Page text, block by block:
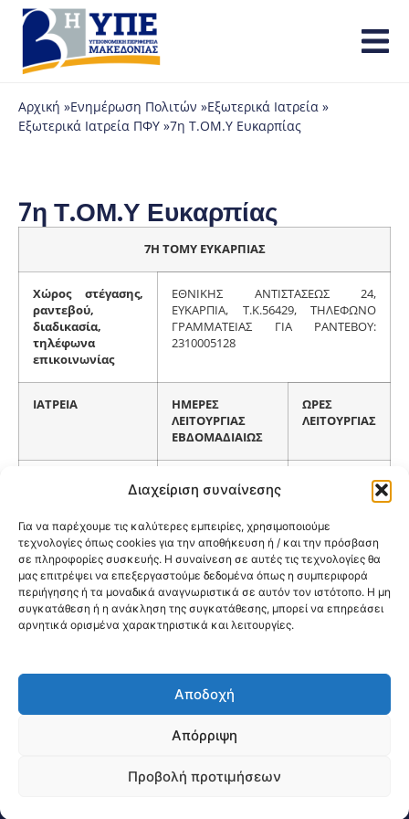
Διαχείριση συναίνεσης
Για να παρέχουμε τις καλύτερες εμπειρίες, χρησιμοποιούμε
τεχνολογίες όπως cookies για την αποθήκευση ή / και την πρόσβαση
σε πληροφορίες συσκευής. Η συναίνεση σε αυτές τις τεχνολογίες θα
μας επιτρέψει να επεξεργαστούμε δεδομένα όπως η συμπεριφορά
περιήγησης ή τα μοναδικά αναγνωριστικά σε αυτόν τον ιστότοπο. Η μη
συγκατάθεση ή η ανάκληση της συγκατάθεσης, μπορεί να επηρεάσει
αρνητικά ορισμένα χαρακτηριστικά και λειτουργίες.
Αποδοχή
Απόρριψη
Προβολή προτιμήσεων
Αρχική »Ενημέρωση Πολιτών »Εξωτερικά Ιατρεία »
Εξωτερικά Ιατρεία ΠΦΥ »7η Τ.ΟΜ.Υ Ευκαρπίας
7η Τ.ΟΜ.Υ Ευκαρπίας
7Η ΤΟΜΥ ΕΥΚΑΡΠΙΑΣ
Χώρος στέγασης,
ραντεβού,
διαδικασία,
τηλέφωνα
επικοινωνίας
ΕΘΝΙΚΗΣ ΑΝΤΙΣΤΑΣΕΩΣ 24,
ΕΥΚΑΡΠΙΑ, Τ.Κ.56429, ΤΗΛΕΦΩΝΟ
ΓΡΑΜΜΑΤΕΙΑΣ ΓΙΑ ΡΑΝΤΕΒΟΥ:
2310005128
ΙΑΤΡΕΙΑ
ΗΜΕΡΕΣ
ΛΕΙΤΟΥΡΓΙΑΣ
ΕΒΔΟΜΑΔΙΑΙΩΣ
ΩΡΕΣ
ΛΕΙΤΟΥΡΓΙΑΣ
ΔΕ/ΤΡ/ΤΕ/ΠΕ/ΠΑ
ΜΕ ΡΑΝΤΕΒΟΥ
ΓΕΝ.ΙΑΤΡΟΣ Β’
ΔΕ/ΤΡ/ΤΕ/ΠΕ/ΠΑ
ΜΕ ΡΑΝΤΕΒΟΥ
8:00-15:00 ή
14:00-21:00
ΠΑΙΔΙΑΤΡΙΚΟ
ΔΕ/ΤΡ/ΤΕ/ΠΕ/ΠΑ
ΜΕ ΡΑΝΤΕΒΟΥ
8:00-15:00 ή
@2026 3ype.gr All rights reserved
Θεσσαλονίκη, ΕλλάδαΤηλ: +30 2311 226 200
00905 Website Visits: 1597720